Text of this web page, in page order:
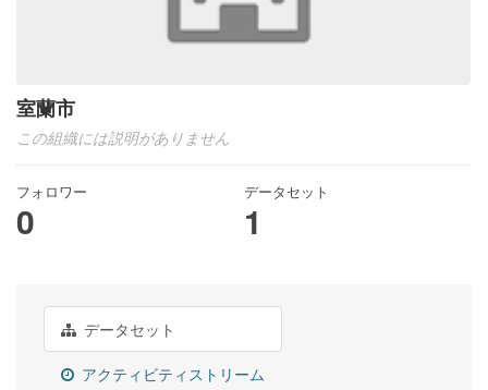
室蘭市
この組織には説明がありません
フォロワー
0
データセット
1
データセット
アクティビティストリーム